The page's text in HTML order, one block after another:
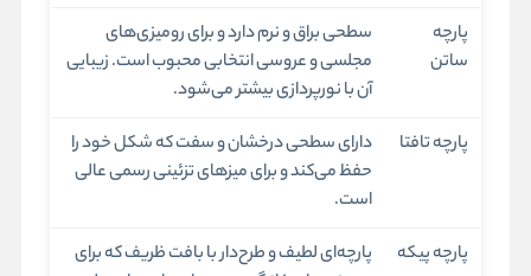
پارچه
ساتن
سطحی براق و نرم دارد و برای رومیزی‌های
مجلسی و عروسی انتخابی محبوب است. زیبایی
آن با نورپردازی بیشتر می‌شود.
پارچه تافتا
دارای سطحی درخشان و سفت که شکل خود را
حفظ می‌کند و برای میزهای تزئینی رسمی عالی
است.
پارچه پیکه
پارچه‌ای لطیف و طرح‌دار با بافت ظریف که برای